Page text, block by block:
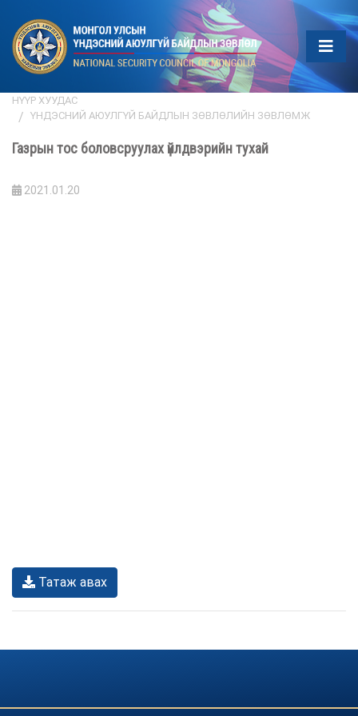
НҮҮР ХУУДАС
ҮНДЭСНИЙ АЮУЛГҮЙ БАЙДЛЫН ЗӨВЛӨЛИЙН ЗӨВЛӨМЖ
Газрын тос боловсруулах үйлдвэрийн тухай
2021.01.20
Татаж авах